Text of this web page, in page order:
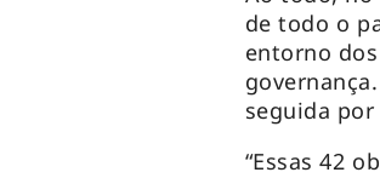
de todo o
entorno
seguida por
“Essas 42